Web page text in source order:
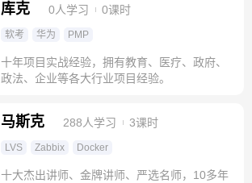
库克 0人学习 0课时
软考 华为 PMP
十年项目实战经验，拥有教育、医疗、政府、
政法、企业等各大行业项目经验。
马斯克 288人学习 3课时
LVS Zabbix Docker
十大杰出讲师、金牌讲师、严选名师，10多年